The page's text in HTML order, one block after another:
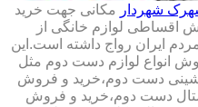
شهردار مکانی جهت خرید
اقساطی لوازم خانگی از
ایران رواج داشته است.این
انواع لوازم دست دوم مثل
دست دوم،خرید و فروش
دست دوم،خرید و فروش